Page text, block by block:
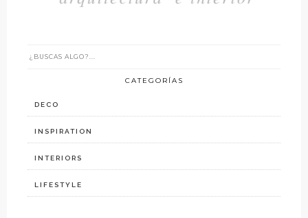
CATEGORÍAS
DECO
INSPIRATION
INTERIORS
LIFESTYLE